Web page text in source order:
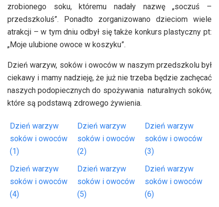
zrobionego soku, któremu nadały nazwę „soczuś –
przedszkoluś”. Ponadto zorganizowano dzieciom wiele
atrakcji – w tym dniu odbył się także konkurs plastyczny pt:
„Moje ulubione owoce w koszyku”.
Dzień warzyw, soków i owoców w naszym przedszkolu był
ciekawy i mamy nadzieję, że już nie trzeba będzie zachęcać
naszych podopiecznych do spożywania naturalnych soków,
które są podstawą zdrowego żywienia.
Dzień warzyw
soków i owoców
(1)
Dzień warzyw
soków i owoców
(2)
Dzień warzyw
soków i owoców
(3)
Dzień warzyw
soków i owoców
(4)
Dzień warzyw
soków i owoców
(5)
Dzień warzyw
soków i owoców
(6)